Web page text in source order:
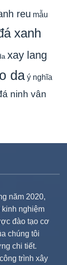
reu mẫu
xanh
xay lang
da ý nghĩa
ninh vân
năm 2020,
nghiệm
đào tạo cơ
chúng tôi
chi tiết.
trình xây